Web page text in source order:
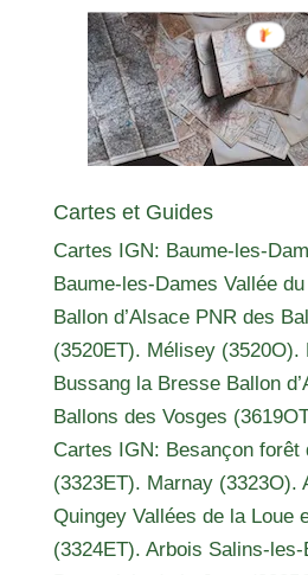
Cartes et Guides
Cartes IGN: Baume-les-
Baume-les-Dames Vallée
Ballon d’Alsace PNR des
(3520ET). Mélisey (3520O).
Bussang la Bresse Ballon
Ballons des Vosges
Cartes IGN: Besançon forêt
(3323ET). Marnay (3323O).
Quingey Vallées de la Loue
(3324ET). Arbois Salins-